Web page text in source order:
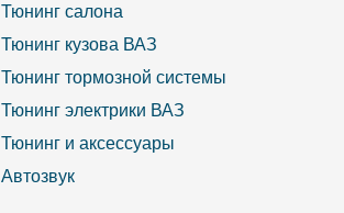
Тюнинг салона
Тюнинг кузова ВАЗ
Тюнинг тормозной системы
Тюнинг электрики ВАЗ
Тюнинг и аксессуары
Автозвук